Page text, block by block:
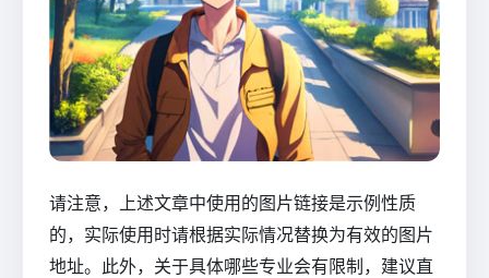
请注意，上述文章中使用的图片链接是示例性质
的，实际使用时请根据实际情况替换为有效的图片
地址。此外，关于具体哪些专业会有限制，建议直